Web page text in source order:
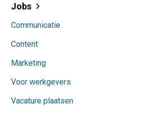
Jobs
Communicatie
Content
Marketing
Voor werkgevers
Vacature plaatsen